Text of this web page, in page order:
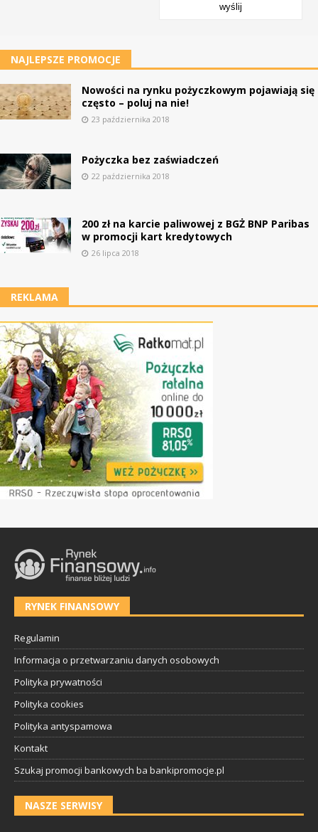
wyślij
NAJLEPSZE PROMOCJE
Nowości na rynku pożyczkowym pojawiają się
często – poluj na nie!
23 października 2018
Pożyczka bez zaświadczeń
22 października 2018
200 zł na karcie paliwowej z BGŻ BNP Paribas
w promocji kart kredytowych
26 lipca 2018
REKLAMA
RYNEK FINANSOWY
Regulamin
Informacja o przetwarzaniu danych osobowych
Polityka prywatności
Polityka cookies
Polityka antyspamowa
Kontakt
Szukaj promocji bankowych ba bankipromocje.pl
NASZE SERWISY